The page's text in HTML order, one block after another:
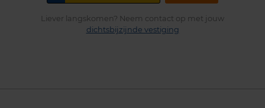
Liever langskomen? Neem contact op met jouw
dichtsbijzijnde vestiging